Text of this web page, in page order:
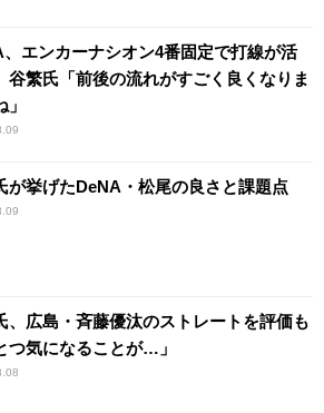
、エンカーナシオン4番固定で打線が活
繁氏「前後の流れがすごく良くなりま
」
が挙げたDeNA・松尾の良さと課題点
、広島・斉藤優汰のストレートを評価も
つ気になることが…」